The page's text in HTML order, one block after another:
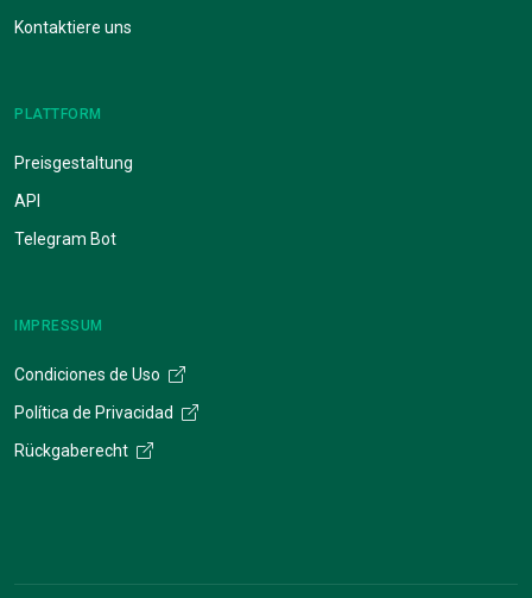
Kontaktiere uns
PLATTFORM
Preisgestaltung
API
Telegram Bot
IMPRESSUM
Condiciones de Uso
Política de Privacidad
Rückgaberecht